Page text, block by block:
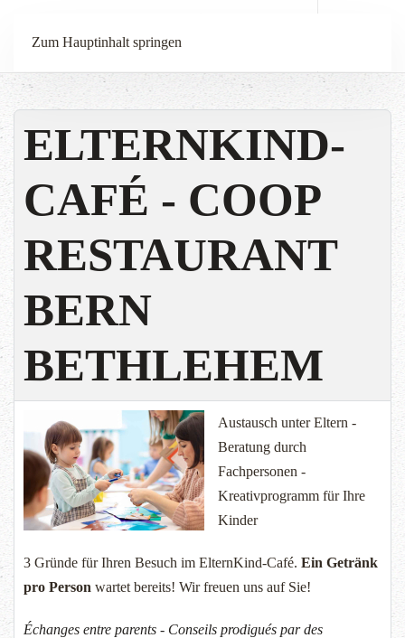
Zum Hauptinhalt springen
ELTERNKIND-
CAFÉ - COOP
RESTAURANT
BERN
BETHLEHEM
Austausch unter Eltern -
Beratung durch
Fachpersonen -
Kreativprogramm für Ihre
Kinder
3 Gründe für Ihren Besuch im ElternKind-Café. Ein Getränk
pro Person wartet bereits! Wir freuen uns auf Sie!
Échanges entre parents - Conseils prodigués par des